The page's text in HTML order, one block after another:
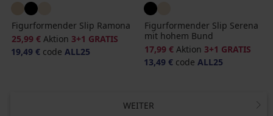
Figurformender Slip Ramona
25,99 € Aktion 3+1 GRATIS
19,49 € code ALL25
Figurformender Slip Serena
mit hohem Bund
17,99 € Aktion 3+1 GRATIS
13,49 € code ALL25
WEITER